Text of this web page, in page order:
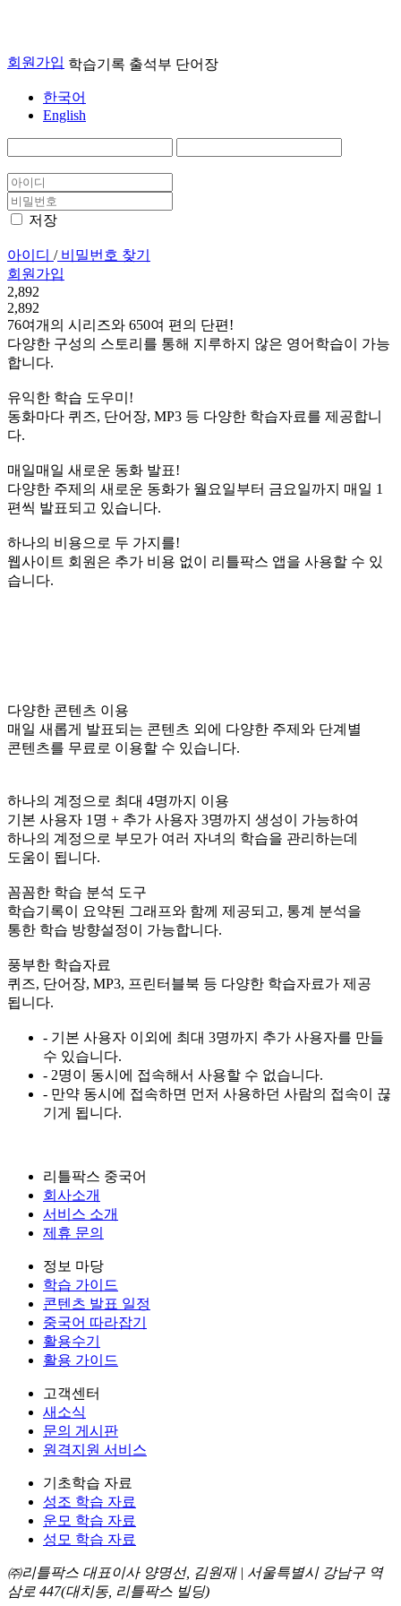
회원가입 학습기록 출석부 단어장
한국어
English
저장
아이디 /비밀번호 찾기
회원가입
2,892
2,892
76여개의 시리즈와 650여 편의 단편!
다양한 구성의 스토리를 통해 지루하지 않은 영어학습이 가능
합니다.
유익한 학습 도우미!
동화마다 퀴즈, 단어장, MP3 등 다양한 학습자료를 제공합니
다.
매일매일 새로운 동화 발표!
다양한 주제의 새로운 동화가 월요일부터 금요일까지 매일 1
편씩 발표되고 있습니다.
하나의 비용으로 두 가지를!
웹사이트 회원은 추가 비용 없이 리틀팍스 앱을 사용할 수 있
습니다.
다양한 콘텐츠 이용
매일 새롭게 발표되는 콘텐츠 외에 다양한 주제와 단계별
콘텐츠를 무료로 이용할 수 있습니다.
하나의 계정으로 최대 4명까지 이용
기본 사용자 1명 + 추가 사용자 3명까지 생성이 가능하여
하나의 계정으로 부모가 여러 자녀의 학습을 관리하는데
도움이 됩니다.
꼼꼼한 학습 분석 도구
학습기록이 요약된 그래프와 함께 제공되고, 통계 분석을
통한 학습 방향설정이 가능합니다.
풍부한 학습자료
퀴즈, 단어장, MP3, 프린터블북 등 다양한 학습자료가 제공
됩니다.
- 기본 사용자 이외에 최대 3명까지 추가 사용자를 만들
수 있습니다.
- 2명이 동시에 접속해서 사용할 수 없습니다.
- 만약 동시에 접속하면 먼저 사용하던 사람의 접속이 끊
기게 됩니다.
리틀팍스 중국어
회사소개
서비스 소개
제휴 문의
정보 마당
학습 가이드
콘텐츠 발표 일정
중국어 따라잡기
활용수기
활용 가이드
고객센터
새소식
문의 게시판
원격지원 서비스
기초학습 자료
성조 학습 자료
운모 학습 자료
성모 학습 자료
㈜리틀팍스 대표이사 양명선, 김원재 | 서울특별시 강남구 역
삼로 447(대치동, 리틀팍스 빌딩)